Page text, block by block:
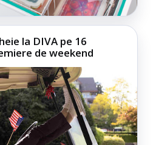
la DIVA pe 16
de weekend